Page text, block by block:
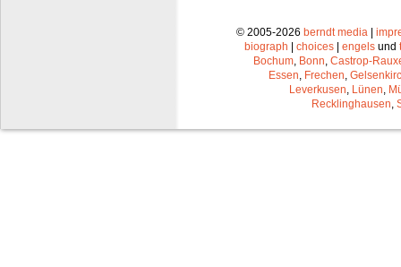
© 2005-2026 berndt media |
biograph | choices | engels und
Bochum Bonn Castrop-
Essen Frechen
Leverkusen Lünen
Recklinghausen